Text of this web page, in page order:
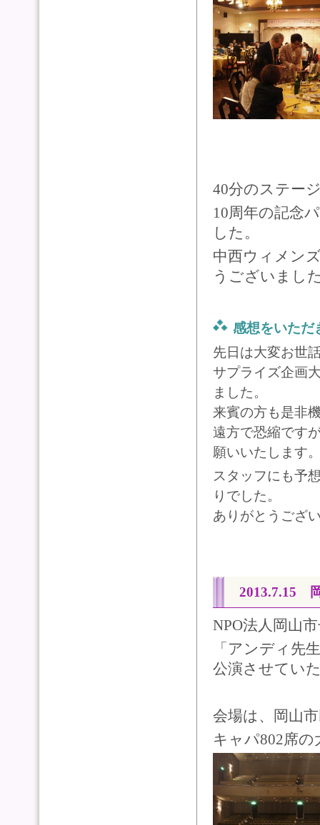
40分のステー
10周年の記念
した。
中西ウィメン
うございまし
感想をいただ
先日は大変お世
サプライズ企画
ました。
来賓の方も是非
遠方で恐縮です
願いいたします
スタッフにも予
りでした。
ありがとうござ
2013.7.15
NPO法人岡山
「アンディ先
公演させてい
会場は、岡山
キャパ802席